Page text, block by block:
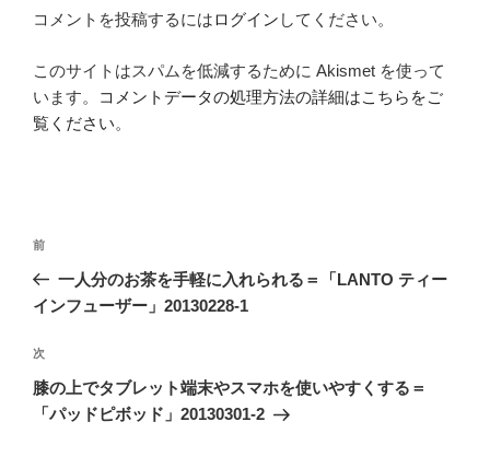
コメントを投稿するにはログイン してください。
このサイトはスパムを低減するために Akismet を使って
います。
コメントデータの処理方法の詳細はこちらをご
覧ください。
投
ナ
ゲ
ー
シ
前
の
投
前
一人分のお茶を手軽に入れられる＝「LANTO ティー
インフューザー」20130228-1
次
の
投
次
膝の上でタブレット端末やスマホを使いやすくする＝
「パッドピボッド」20130301-2